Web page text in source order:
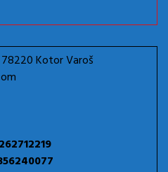
Kotor Varoš